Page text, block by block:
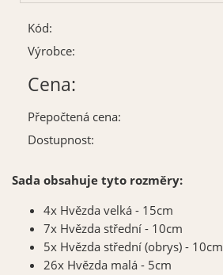
Kód:
Výrobce:
Cena:
Přepočtená cena:
Dostupnost:
Sada obsahuje tyto rozměry:
4x Hvězda velká - 15cm
7x Hvězda střední - 10cm
5x Hvězda střední (obrys) - 10cm
26x Hvězda malá - 5cm